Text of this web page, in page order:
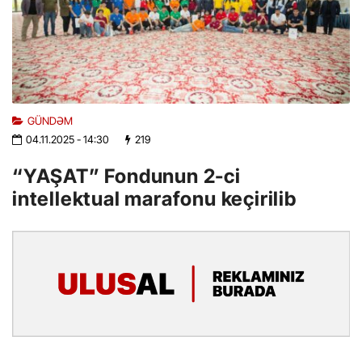
GÜNDƏM
04.11.2025- 14:30 219
“YAŞAT” Fondunun 2-ci
intellektual marafonu keçirilib